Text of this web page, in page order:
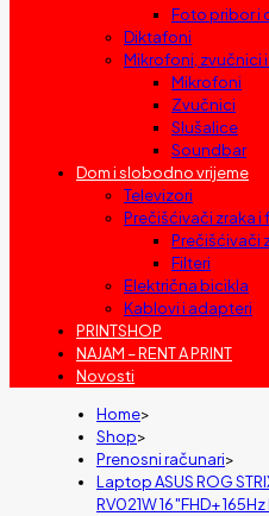
Foto pribor i
Diktafoni
Mikrofoni, zvučnici
Mikrofoni
Zvučnici
Slušalice
Soundbar
Dom i slobodno vrijeme
Televizori
Prečišćivači zraka i
Prečišćivači
Filteri
Električna bicikla
Kablovi i adapteri
PRINTSHOP
NAJAM – RENT A PRINT
Novosti
Home>
Shop>
Prenosni računari>
Laptop ASUS ROG
RV021W 16″FHD+